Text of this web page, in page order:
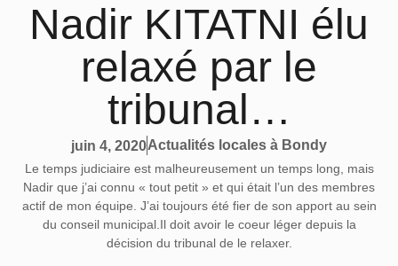
Nadir KITATNI élu
relaxé par le
tribunal…
juin 4, 2020Actualités locales à Bondy
Le temps judiciaire est malheureusement un temps long, mais
Nadir que j’ai connu « tout petit » et qui était l’un des membres
actif de mon équipe. J’ai toujours été fier de son apport au sein
du conseil municipal.Il doit avoir le coeur léger depuis la
décision du tribunal de le relaxer.